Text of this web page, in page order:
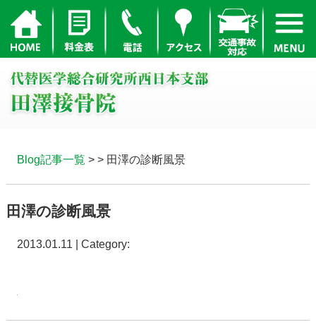
Blog記事一覧 > > 田澤の診断風景
田澤の診断風景
2013.01.11 | Category: